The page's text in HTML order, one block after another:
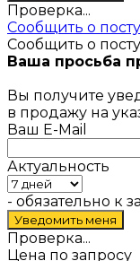
Проверка...
Сообщить о
Сообщить о
Ваша просьба
Вы получите
в продажу на
Ваш E-Mail
Актуальность
- обязательно к
Проверка...
Цена по запросу